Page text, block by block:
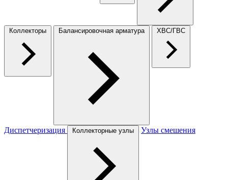
Коллекторы Балансировочная арматура ХВС/ГВС
Диспетчеризация Коллекторные узлы Узлы смешения